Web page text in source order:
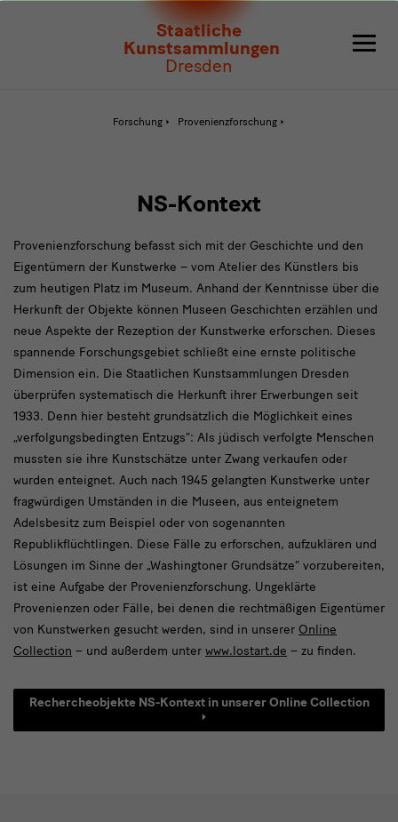
Staatliche
Kunstsammlungen
Dresden
Forschung Provenienzforschung
NS-Kontext
Provenienzforschung befasst sich mit der Geschichte und den
Eigentümern der Kunstwerke – vom Atelier des Künstlers bis
zum heutigen Platz im Museum. Anhand der Kenntnisse über die
Herkunft der Objekte können Museen Geschichten erzählen und
neue Aspekte der Rezeption der Kunstwerke erforschen. Dieses
spannende Forschungsgebiet schließt eine ernste politische
Dimension ein. Die Staatlichen Kunstsammlungen Dresden
überprüfen systematisch die Herkunft ihrer Erwerbungen seit
1933. Denn hier besteht grundsätzlich die Möglichkeit eines
„verfolgungsbedingten Entzugs“: Als jüdisch verfolgte Menschen
mussten sie ihre Kunstschätze unter Zwang verkaufen oder
wurden enteignet. Auch nach 1945 gelangten Kunstwerke unter
fragwürdigen Umständen in die Museen, aus enteignetem
Adelsbesitz zum Beispiel oder von sogenannten
Republikflüchtlingen. Diese Fälle zu erforschen, aufzuklären und
Lösungen im Sinne der „Washingtoner Grundsätze“ vorzubereiten,
ist eine Aufgabe der Provenienzforschung. Ungeklärte
Provenienzen oder Fälle, bei denen die rechtmäßigen Eigentümer
von Kunstwerken gesucht werden, sind in unserer Online
Collection – und außerdem unter www.lostart.de – zu finden.
Rechercheobjekte NS-Kontext in unserer Online Collection